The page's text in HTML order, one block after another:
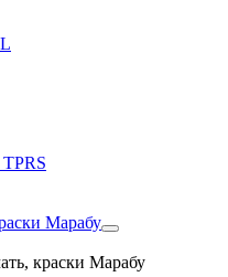
TPRS
Марабу
краски Марабу